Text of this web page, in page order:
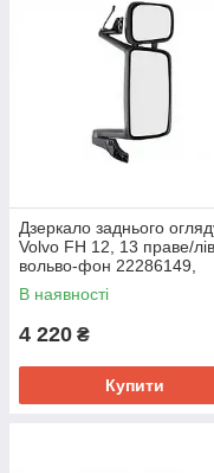
Дзеркало заднього
Volvo FH 12, 13 праве/
вольво-фон 22286149,
20567633
В наявності
4 220 ₴
Купити